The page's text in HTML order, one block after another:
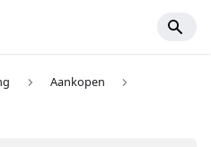
Aankopen